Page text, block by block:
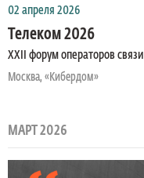
02 апреля 2026
Телеком 2026
ХХII форум операторов связи
Москва, «Кибердом»
МАРТ 2026